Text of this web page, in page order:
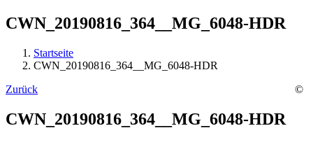
CWN_20190816_364__MG_6048-HDR
Startseite
CWN_20190816_364__MG_6048-HDR
Zurück
CWN_20190816_364__MG_6048-HDR
©